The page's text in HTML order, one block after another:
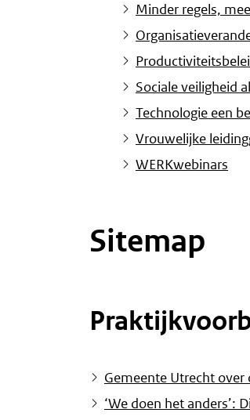
Minder regels,
Sociale veiligheid
Technologie een
Vrouwelijke
WERKwebinars
Sitemap
Gemeente Utrecht
‘We doen het anders’: